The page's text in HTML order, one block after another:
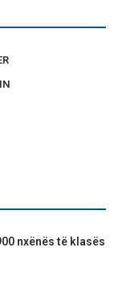
nxënës të klasës